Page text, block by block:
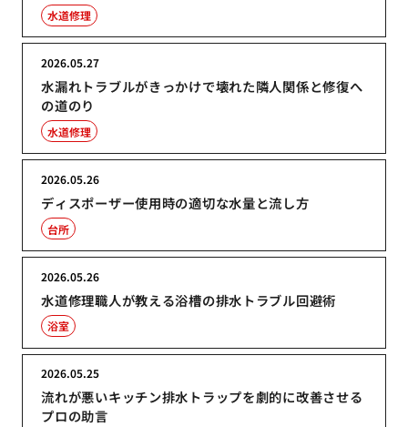
水道修理
水漏れトラブルがきっかけで壊れた隣人関係と修復へ
の道のり
2026.05.27
水道修理
ディスポーザー使用時の適切な水量と流し方
2026.05.26
台所
水道修理職人が教える浴槽の排水トラブル回避術
2026.05.26
浴室
流れが悪いキッチン排水トラップを劇的に改善させる
プロの助言
2026.05.25